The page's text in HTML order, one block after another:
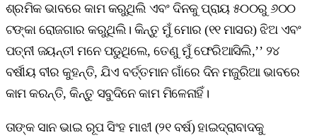
ଶ୍ରମିକ ଭାବରେ କାମ କରୁଥିଲି ଏବଂ ଦିନକୁ ପ୍ରାୟ ୫୦୦ରୁ ୬୦୦
ଟଙ୍କା ରୋଜଗାର କରୁଥିଲି। କିନ୍ତୁ ମୁଁ ମୋର (୧୧ ମାସର) ଝିଅ ଏବଂ
ପତ୍ନୀ ଜୟନ୍ତୀ ମନେ ପଡୁଥିଲେ, ତେଣୁ ମୁଁ ଫେରିଆସିଲି,’’ ୨୪
ବର୍ଷୀୟ ବୀର କୁହନ୍ତି, ଯିଏ ବର୍ତ୍ତମାନ ଗାଁରେ ଦିନ ମଜୁରିଆ ଭାବରେ
କାମ କରନ୍ତି, କିନ୍ତୁ ସବୁଦିନେ କାମ ମିଳେନାହିଁ।
ତାଙ୍କ ସାନ ଭାଇ ରୂପ ସିଂହ ମାଝୀ (୨୧ ବର୍ଷ) ହାଇଦ୍ରାବାଦକୁ